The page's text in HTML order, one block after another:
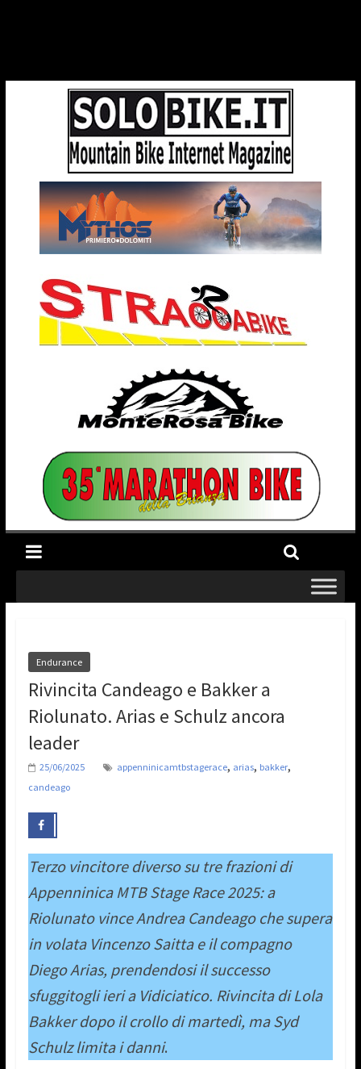
Endurance
Rivincita Candeago e Bakker a
Riolunato. Arias e Schulz ancora
leader
25/06/2025 appenninicamtbstagerace, arias, bakker,
candeago
Terzo vincitore diverso su tre frazioni di
Appenninica MTB Stage Race 2025: a
Riolunato vince Andrea Candeago che supera
in volata Vincenzo Saitta e il compagno
Diego Arias, prendendosi il successo
sfuggitogli ieri a Vidiciatico. Rivincita di Lola
Bakker dopo il crollo di martedì, ma Syd
Schulz limita i danni.